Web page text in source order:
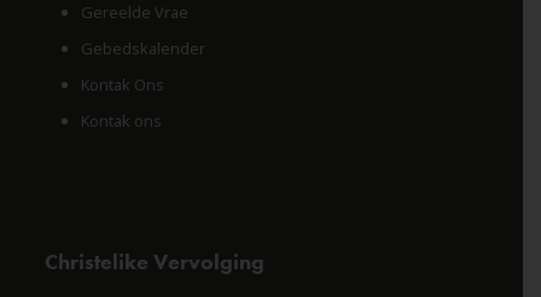
Gereelde Vrae
Gebedskalender
Kontak Ons
Kontak ons
Christelike Vervolging